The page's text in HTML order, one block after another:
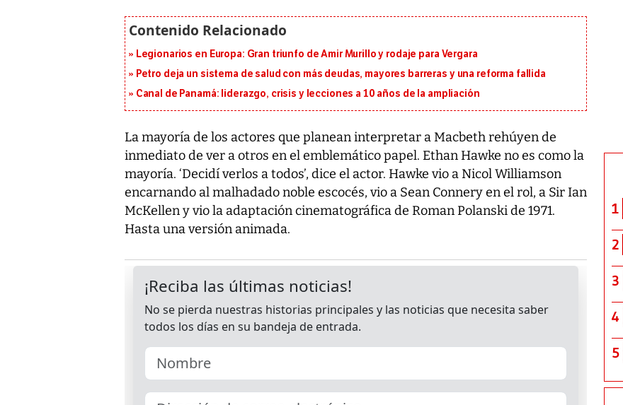
Legionarios en Europa: Gran triunfo de Amir Murillo y rodaje para Vergara
Petro deja un sistema de salud con más deudas, mayores barreras y una reforma fallida
Canal de Panamá: liderazgo, crisis y lecciones a 10 años de la ampliación
La mayoría de los actores que planean interpretar a Macbeth rehúyen de
inmediato de ver a otros en el emblemático papel. Ethan Hawke no es como la
mayoría. ‘Decidí verlos a todos’, dice el actor. Hawke vio a Nicol Williamson
encarnando al malhadado noble escocés, vio a Sean Connery en el rol, a Sir Ian
McKellen y vio la adaptación cinematográfica de Roman Polanski de 1971.
Hasta una versión animada.
al sur de Japón, provocando una
1
2
3
4
5